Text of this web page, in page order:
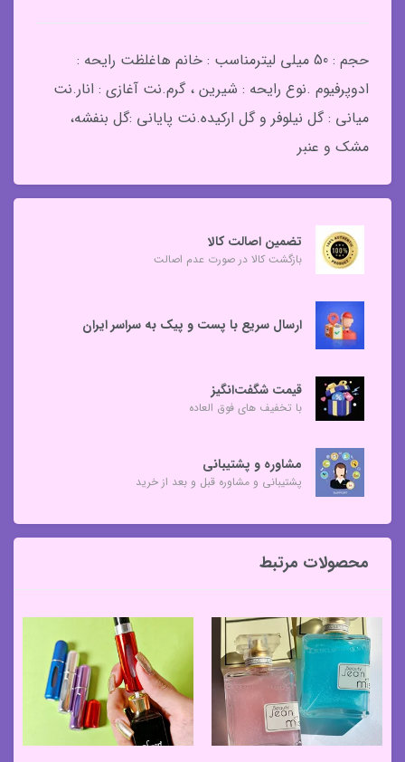
حجم : 50 میلی لیترمناسب : خانم هاغلظت رایحه :
ادوپرفیوم .نوع رایحه : شیرین ، گرم.نت آغازی : انار.نت
میانی : گل نیلوفر و گل ارکیده.نت پایانی :گل بنفشه،
مشک و عنبر
تضمین اصالت کالا
بازگشت کالا در صورت عدم اصالت
ارسال سریع با پست و پیک به سراسر ایران
قیمت شگفت‌انگیز
با تخفیف های فوق العاده
مشاوره و پشتیبانی
پشتیبانی و مشاوره قبل و بعد از خرید
محصولات مرتبط